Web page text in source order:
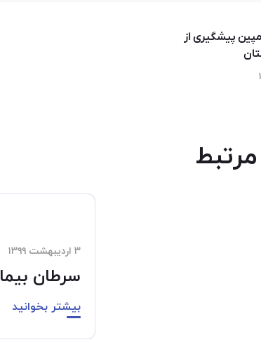
پیشگیری از
۳ اردیبهشت ۱۳۹۹
سرطان
بیشتر بخوانید